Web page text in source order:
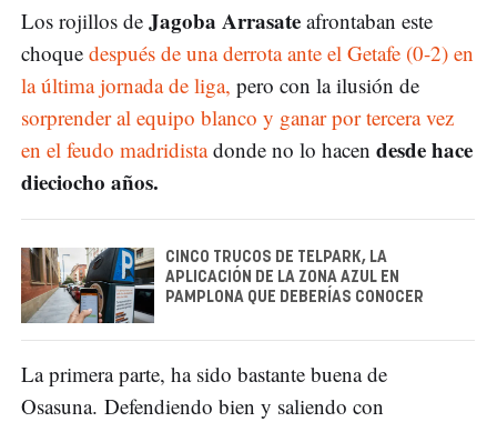
Los rojillos de Jagoba Arrasate afrontaban este
choque después de una derrota ante el Getafe (0-2) en
la última jornada de liga, pero con la ilusión de
sorprender al equipo blanco y ganar por tercera vez
en el feudo madridistadonde no lo hacen desde hace
dieciocho años.
CINCO TRUCOS DE TELPARK, LA
APLICACIÓN DE LA ZONA AZUL EN
PAMPLONA QUE DEBERÍAS CONOCER
La primera parte, ha sido bastante buena de
Osasuna. Defendiendo bien y saliendo con